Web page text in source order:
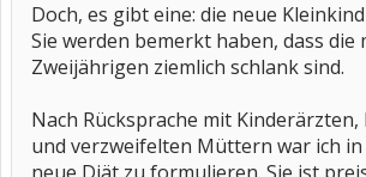
Doch, es gibt eine: die neue
Sie werden bemerkt haben, dass die
Zweijährigen ziemlich schlank sind.
Nach Rücksprache mit
und verzweifelten Müttern war ich in